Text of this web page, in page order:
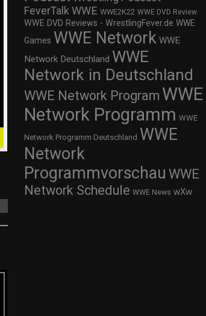
FeverTalk WWE WWE2K22 WWE DVD Review
WWE DVD Reviews - WrestlingFever.de WWE
Games WWE Network WWE
Network Deutschland WWE
Network in Deutschland
WWE Network Program WWE
Network Programm WWE
Network Programm Deutschland WWE
Network
Programmvorschau WWE
Network Schedule WWE News wXw